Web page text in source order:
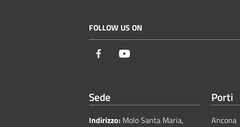
FOLLOW US ON
Facebook
Sede
Indirizzo: Molo Santa Maria,
Porti
Ancona